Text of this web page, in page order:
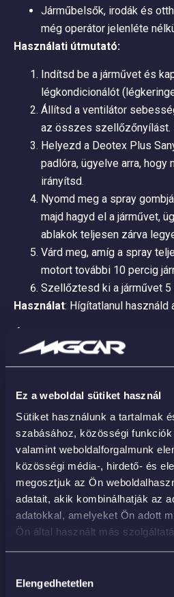
Ez a weboldal sütiket használ
Sütiket használunk a tartalmak
szabásához, közösségi
valamint weboldalforgalmunk
közösségi média-, hirdető- és
megosztjuk az Ön
adatait, akik kombinálhatják az
adatokkal, amelyeket Ön adott
Ön által használt más
kiválasztása
Elengedhetetlen
Járműbelsők, irodák és
még operátor jelenléte
Használati útmutató:
Indítsd be a járművet és
légkondicionálót
Állítsd a ventilátor
az összes szellőzőnyílást.
Helyezd a Deotex Plus
padlóra, ügyelve arra,
irányítsd.
Nyomd meg a spray
majd hagyd el a járművet,
ablakok teljesen zárva
Várd meg, amíg a spray
motort további 10 percig
Szellőztesd ki a járművet 5
Használat: Hígítatlanul használd
hőforrásoktól.
Kapcsolódó